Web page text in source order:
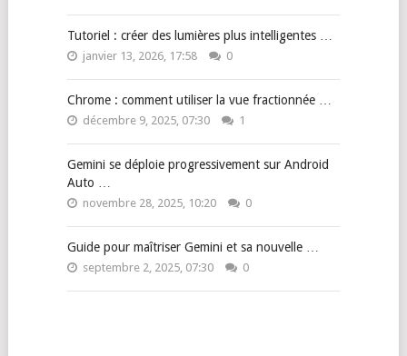
Tutoriel : créer des lumières plus intelligentes …
janvier 13, 2026, 17:58 0
Chrome : comment utiliser la vue fractionnée …
décembre 9, 2025, 07:30 1
Gemini se déploie progressivement sur Android
Auto …
novembre 28, 2025, 10:20 0
Guide pour maîtriser Gemini et sa nouvelle …
septembre 2, 2025, 07:30 0